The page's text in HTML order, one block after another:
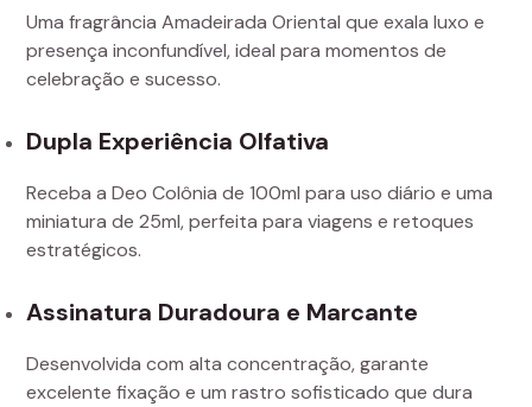
Uma fragrância Amadeirada Oriental que exala luxo e
presença inconfundível, ideal para momentos de
celebração e sucesso.
Dupla Experiência Olfativa
Receba a Deo Colônia de 100ml para uso diário e uma
miniatura de 25ml, perfeita para viagens e retoques
estratégicos.
Assinatura Duradoura e Marcante
Desenvolvida com alta concentração, garante
excelente fixação e um rastro sofisticado que dura